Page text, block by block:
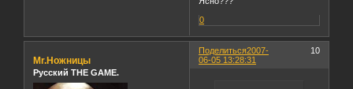
0
Поделиться 10
2007-
06-05 13:28:31
Mr.Ножницы
Русский THE GAME.